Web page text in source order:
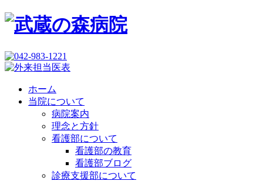
ホーム
当院について
病院案内
理念と方針
看護部について
看護部の教育
看護部ブログ
診療支援部について